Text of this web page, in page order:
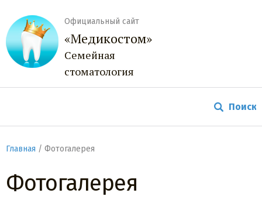
Официальный сайт
«Медикостом»
Семейная
стоматология
Главная / Фотогалерея
Фотогалерея